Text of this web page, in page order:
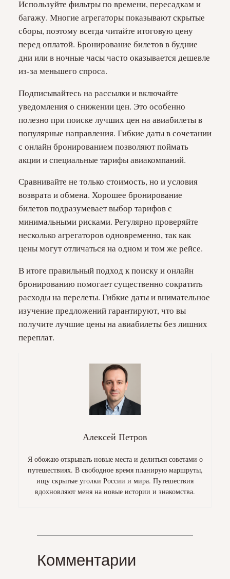
Используйте фильтры по времени, пересадкам и
багажу. Многие агрегаторы показывают скрытые
сборы, поэтому всегда читайте итоговую цену
перед оплатой. Бронирование билетов в будние
дни или в ночные часы часто оказывается дешевле
из-за меньшего спроса.
Подписывайтесь на рассылки и включайте
уведомления о снижении цен. Это особенно
полезно при поиске лучших цен на авиабилеты в
популярные направления. Гибкие даты в сочетании
с онлайн бронированием позволяют поймать
акции и специальные тарифы авиакомпаний.
Сравнивайте не только стоимость, но и условия
возврата и обмена. Хорошее бронирование
билетов подразумевает выбор тарифов с
минимальными рисками. Регулярно проверяйте
несколько агрегаторов одновременно, так как
цены могут отличаться на одном и том же рейсе.
В итоге правильный подход к поиску и онлайн
бронированию помогает существенно сократить
расходы на перелеты. Гибкие даты и внимательное
изучение предложений гарантируют, что вы
получите лучшие цены на авиабилеты без лишних
переплат.
Алексей Петров
Я обожаю открывать новые места и делиться советами о
путешествиях. В свободное время планирую маршруты,
ищу скрытые уголки России и мира. Путешествия
вдохновляют меня на новые истории и знакомства.
Комментарии